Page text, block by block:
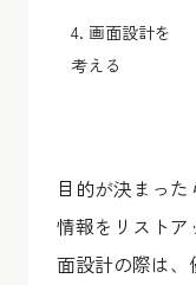
4. 画面設計を
考える
目的が決まっ
情報をリスト
面設計の際は